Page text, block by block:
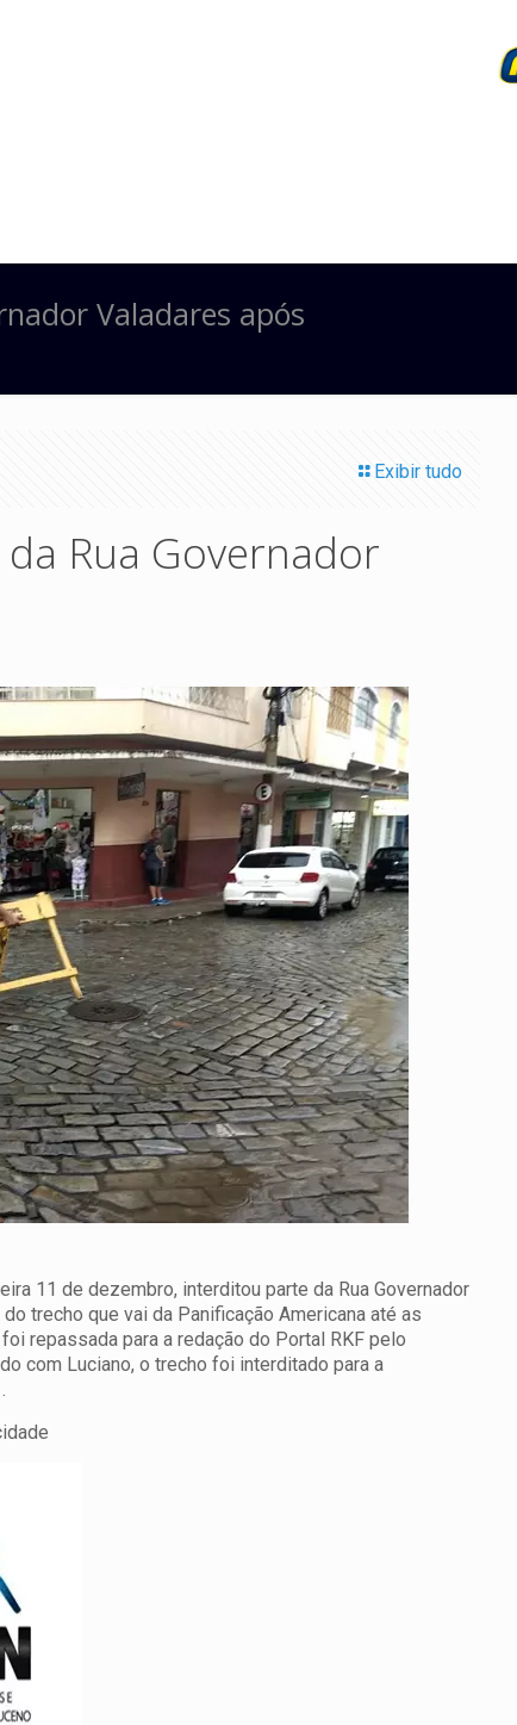
Valadares após
Exibir tudo
Rua Governador
11 de dezembro, interditou parte da Rua Governador
trecho que vai da Panificação Americana até as
repassada para a redação do Portal RKF pelo
com Luciano, o trecho foi interditado para a